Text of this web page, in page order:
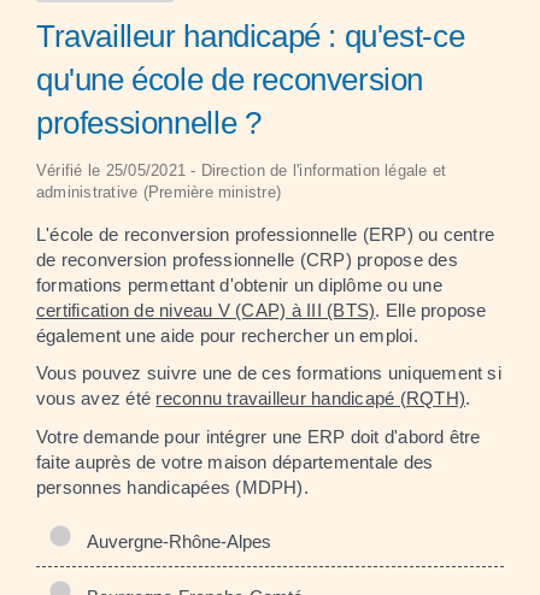
Travailleur handicapé : qu'est-ce
qu'une école de reconversion
professionnelle ?
Vérifié le 25/05/2021 - Direction de l'information légale et
administrative (Première ministre)
L'école de reconversion professionnelle (ERP) ou centre
de reconversion professionnelle (CRP) propose des
formations permettant d'obtenir un diplôme ou une
certification de niveau V (CAP) à III (BTS). Elle propose
également une aide pour rechercher un emploi.
Vous pouvez suivre une de ces formations uniquement si
vous avez été reconnu travailleur handicapé (RQTH).
Votre demande pour intégrer une ERP doit d'abord être
faite auprès de votre maison départementale des
personnes handicapées (MDPH).
Auvergne-Rhône-Alpes